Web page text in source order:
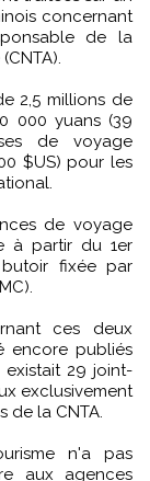
concernant
de la
2,5 millions de
000 yuans (39
de voyage
$US) pour les
de voyage
à partir du 1er
fixée par
ces deux
encore publiés
29 joint-
exclusivement
de la CNTA.
n'a pas
aux agences